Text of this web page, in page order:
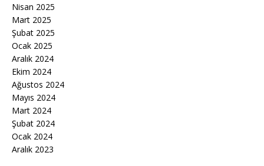
Nisan 2025
Mart 2025
Şubat 2025
Ocak 2025
Aralık 2024
Ekim 2024
Ağustos 2024
Mayıs 2024
Mart 2024
Şubat 2024
Ocak 2024
Aralık 2023